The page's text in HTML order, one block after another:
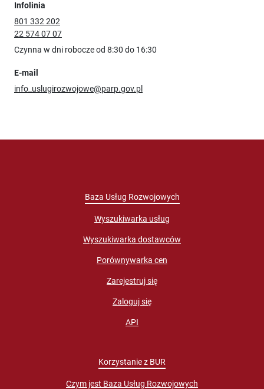
Infolinia
801 332 202
22 574 07 07
Czynna w dni robocze od 8:30 do 16:30
E-mail
info_uslugirozwojowe@parp.gov.pl
Baza Usług Rozwojowych
Wyszukiwarka usług
Wyszukiwarka dostawców
Porównywarka cen
Zarejestruj się
Zaloguj się
API
Korzystanie z BUR
Czym jest Baza Usług Rozwojowych